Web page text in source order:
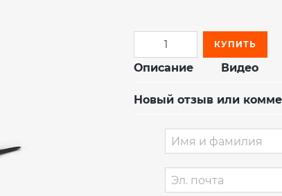
КУПИТЬ
Описание Видео
Новый отзыв или